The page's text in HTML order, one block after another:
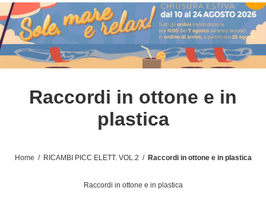
Raccordi in ottone e in
plastica
Home / RICAMBI PICC ELETT. VOL.2 / Raccordi in ottone e in plastica
Raccordi in ottone e in plastica